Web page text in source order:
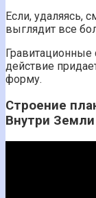
Если, удаляясь,
выглядит все
действие
форму.
Строение
Внутри